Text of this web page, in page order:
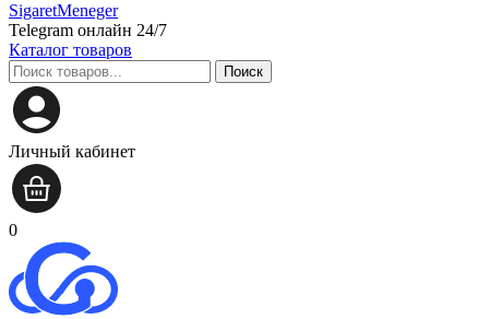
SigaretMeneger
Telegram онлайн 24/7
Каталог товаров
Поиск
Личный кабинет
0